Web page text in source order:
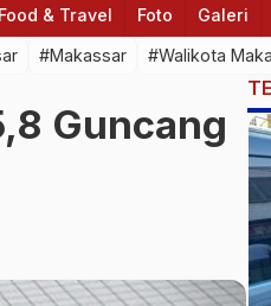
Food & Travel Foto Galeri
#Makassar #Walikota
Guncang